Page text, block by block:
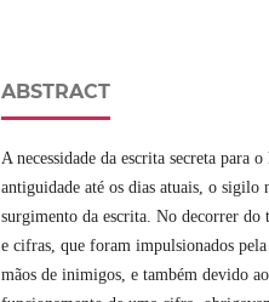
ABSTRACT
A necessidade da escrita secreta para
antiguidade até os dias atuais, o sigilo
surgimento da escrita. No decorrer do
e cifras, que foram impulsionados pela
mãos de inimigos, e também devido